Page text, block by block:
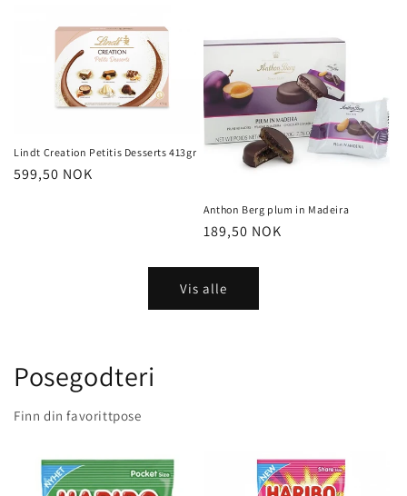
Lindt Creation Petitis Desserts 413gr
Vanlig
599,50 NOK
Anthon Berg plum in Madeira
Vanlig
189,50 NOK
Vis alle
Posegodteri
Finn din favorittpose